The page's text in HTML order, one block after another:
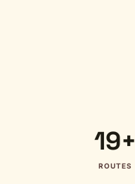
19+
ROUTES